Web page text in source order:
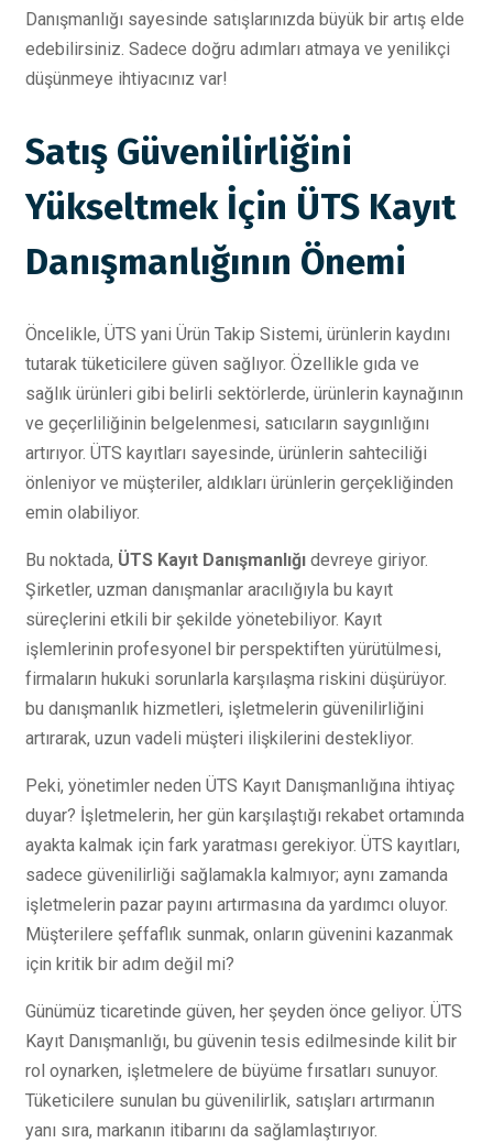
Danışmanlığı sayesinde satışlarınızda büyük bir artış elde
edebilirsiniz. Sadece doğru adımları atmaya ve yenilikçi
düşünmeye ihtiyacınız var!
Satış Güvenilirliğini
Yükseltmek İçin ÜTS Kayıt
Danışmanlığının Önemi
Öncelikle, ÜTS yani Ürün Takip Sistemi, ürünlerin kaydını
tutarak tüketicilere güven sağlıyor. Özellikle gıda ve
sağlık ürünleri gibi belirli sektörlerde, ürünlerin kaynağının
ve geçerliliğinin belgelenmesi, satıcıların saygınlığını
artırıyor. ÜTS kayıtları sayesinde, ürünlerin sahteciliği
önleniyor ve müşteriler, aldıkları ürünlerin gerçekliğinden
emin olabiliyor.
Bu noktada, ÜTS Kayıt Danışmanlığı devreye giriyor.
Şirketler, uzman danışmanlar aracılığıyla bu kayıt
süreçlerini etkili bir şekilde yönetebiliyor. Kayıt
işlemlerinin profesyonel bir perspektiften yürütülmesi,
firmaların hukuki sorunlarla karşılaşma riskini düşürüyor.
bu danışmanlık hizmetleri, işletmelerin güvenilirliğini
artırarak, uzun vadeli müşteri ilişkilerini destekliyor.
Peki, yönetimler neden ÜTS Kayıt Danışmanlığına ihtiyaç
duyar? İşletmelerin, her gün karşılaştığı rekabet ortamında
ayakta kalmak için fark yaratması gerekiyor. ÜTS kayıtları,
sadece güvenilirliği sağlamakla kalmıyor; aynı zamanda
işletmelerin pazar payını artırmasına da yardımcı oluyor.
Müşterilere şeffaflık sunmak, onların güvenini kazanmak
için kritik bir adım değil mi?
Günümüz ticaretinde güven, her şeyden önce geliyor. ÜTS
Kayıt Danışmanlığı, bu güvenin tesis edilmesinde kilit bir
rol oynarken, işletmelere de büyüme fırsatları sunuyor.
Tüketicilere sunulan bu güvenilirlik, satışları artırmanın
yanı sıra, markanın itibarını da sağlamlaştırıyor.